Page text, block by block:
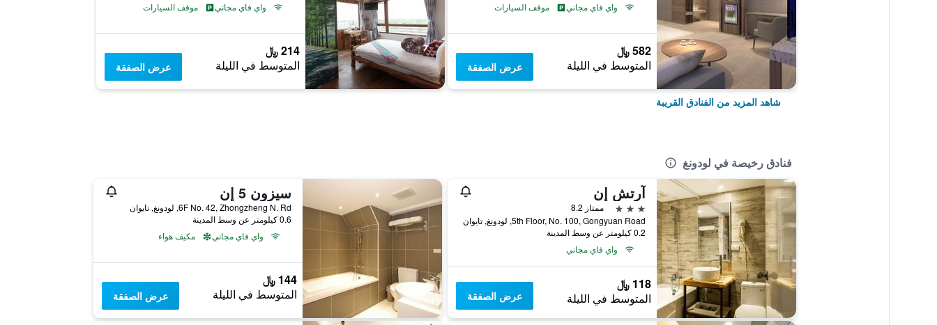
واي فاي مجاني
موقف السيارات
582 ﷼
المتوسط في الليلة عرض الصفقة
واي فاي مجاني
موقف السيارات
214 ﷼
المتوسط في الليلة عرض الصفقة
شاهد المزيد من الفنادق القريبة
فنادق رخيصة في لودونغ
آرتش إن
3 نجوم
ممتاز 8.2
5th Floor, No. 100, Gongyuan Road, لودونغ, تايوان
0.2 كيلومتر عن وسط المدينة
واي فاي مجاني
118 ﷼
المتوسط في الليلة عرض الصفقة
سيزون 5 إن
6F No. 42, Zhongzheng N. Rd, لودونغ, تايوان
0.6 كيلومتر عن وسط المدينة
واي فاي مجاني
مكيف هواء
144 ﷼
المتوسط في الليلة عرض الصفقة